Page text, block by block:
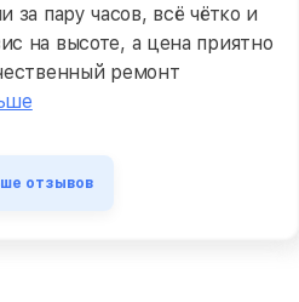
за пару часов, всё чётко и
на высоте, а цена приятно
ремонт
отзывов